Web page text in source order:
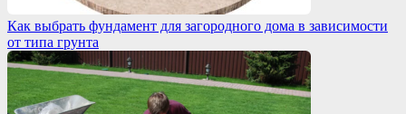
Как выбрать фундамент для загородного дома в зависимости
от типа грунта